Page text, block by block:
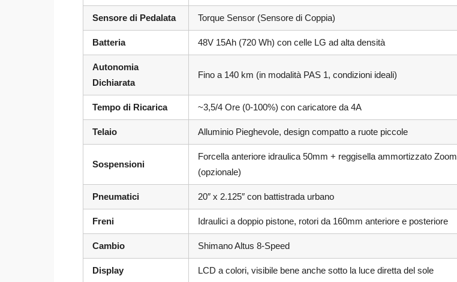
Sensore di Pedalata Torque Sensor (Sensore di Coppia)
Batteria 48V 15Ah (720 Wh) con celle LG ad alta densità
Autonomia
Dichiarata
Fino a 140 km (in modalità PAS 1, condizioni ideali)
Tempo di Ricarica ~3,5/4 Ore (0-100%) con caricatore da 4A
Telaio Alluminio Pieghevole, design compatto a ruote piccole
Sospensioni
Forcella anteriore idraulica 50mm + reggisella ammortizzato Zoom
(opzionale)
Pneumatici 20″ x 2.125″ con battistrada urbano
Freni Idraulici a doppio pistone, rotori da 160mm anteriore e posteriore
Cambio Shimano Altus 8-Speed
Display LCD a colori, visibile bene anche sotto la luce diretta del sole